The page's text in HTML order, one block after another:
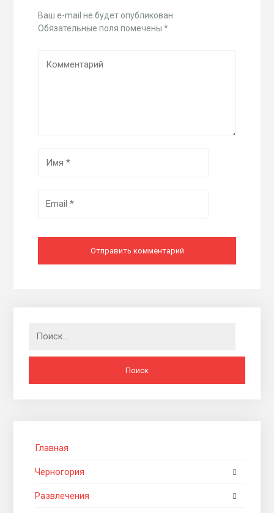
Ваш e-mail не будет опубликован.
Обязательные поля помечены*
Главная
Черногория
Развлечения